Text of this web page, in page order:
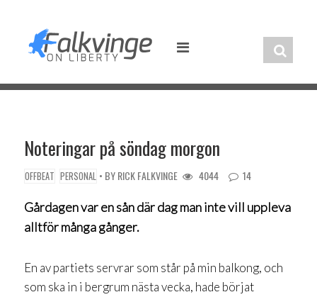
content
Noteringar på söndag morgon
OFFBEAT PERSONAL • BYRICK FALKVINGE 4044 14
Gårdagen var en sån där dag man inte vill uppleva
alltför många gånger.
En av partiets servrar som står på min balkong, och
som ska in i bergrum nästa vecka, hade börjat